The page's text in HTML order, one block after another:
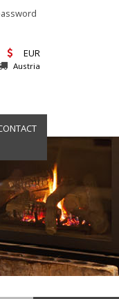
EUR
Austria